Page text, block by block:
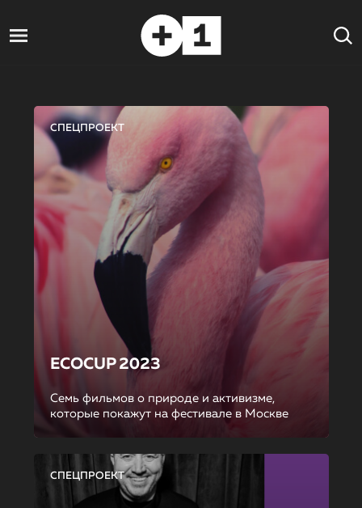
СПЕЦПРОЕКТ
ECOCUP 2023
Семь фильмов о природе и активизме,
которые покажут на фестивале в Москве
СПЕЦПРОЕКТ